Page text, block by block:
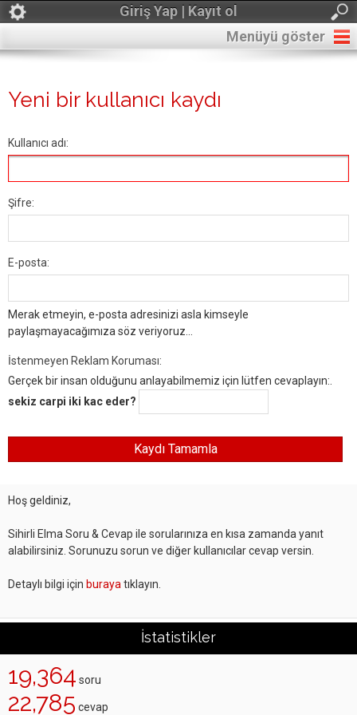
Giriş Yap | Kayıt ol
Menüyü göster
Yeni bir kullanıcı kaydı
Kullanıcı adı:
Şifre:
E-posta:
Merak etmeyin, e-posta adresinizi asla kimseyle
paylaşmayacağımıza söz veriyoruz...
İstenmeyen Reklam Koruması:
Gerçek bir insan olduğunu anlayabilmemiz için lütfen cevaplayın:.
sekiz carpi iki kac eder?
Hoş geldiniz,
Sihirli Elma Soru & Cevap ile sorularınıza en kısa zamanda yanıt
alabilirsiniz. Sorunuzu sorun ve diğer kullanıcılar cevap versin.
Detaylı bilgi için buraya tıklayın.
İstatistikler
19,364 soru
22,785 cevap